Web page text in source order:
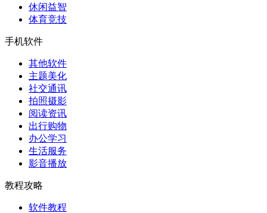
休闲益智
体育竞技
手机软件
其他软件
主题美化
社交通讯
拍照摄影
阅读资讯
出行购物
办公学习
生活服务
影音播放
教程攻略
软件教程